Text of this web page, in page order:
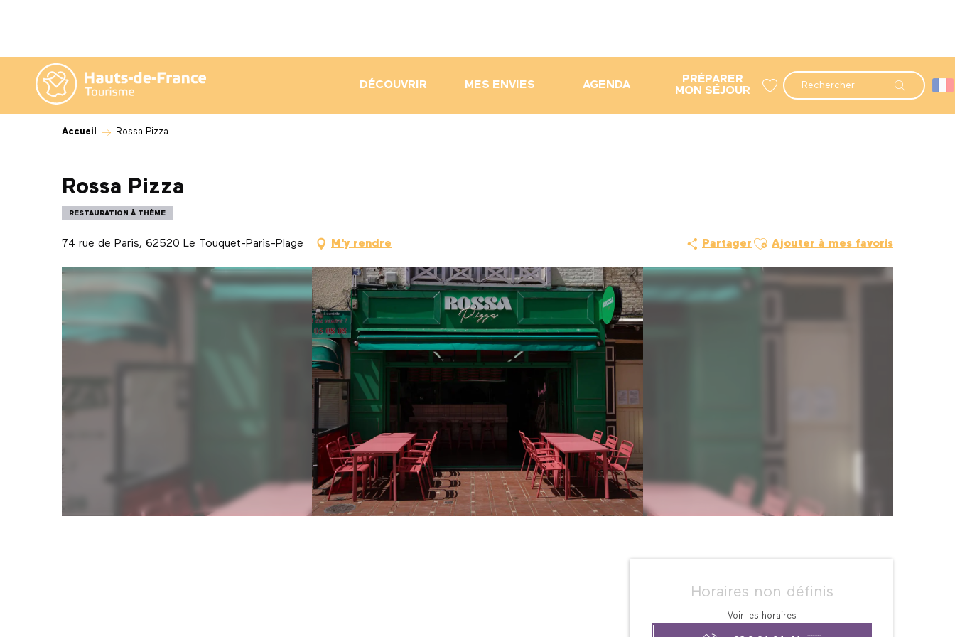
contenu
principal
Recherche
DÉCOUVRIR MES ENVIES AGENDA
PRÉPARER
MON SÉJOUR
Accueil Rossa Pizza
Rossa Pizza
RESTAURATION À THÈME
74 rue de Paris, 62520 Le Touquet-Paris-Plage M'y rendre Partager Ajouter aux favoris
Ajouter à mes favoris
Ouverture et
Horaires non définis
Voir les horaires